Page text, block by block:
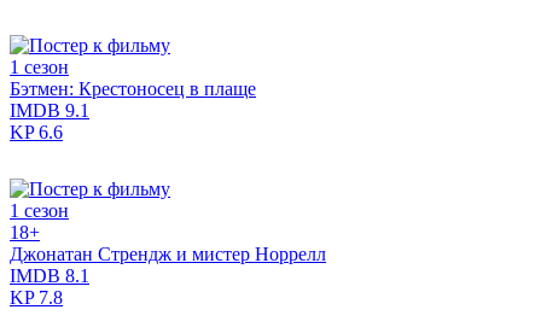
1 сезон
Бэтмен: Крестоносец в плаще
IMDB 9.1
KP6.6
1 сезон
18+
Джонатан Стрендж и мистер Норрелл
IMDB 8.1
KP7.8